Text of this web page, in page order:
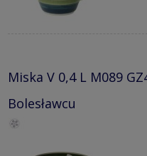
Miska V 0,4 L M089
Bolesławcu